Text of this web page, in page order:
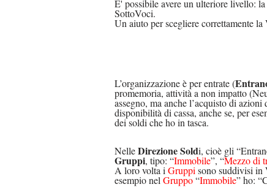
E' possibile avere un ulteriore livello: la
SottoVoci.
Un aiuto per scegliere correttamente la
L’organizzazione è per entrate (
promemoria, attività a non impatto
assegno, ma anche l’acquisto di
disponibilità di cassa, anche se, per
dei soldi che ho in tasca.
NelleDirezione Soldi, cioè gli
Gruppi, tipo: “Immobile”, “Mezzo di
A loro volta i Gruppi sono suddivisi in
esempio nel Gruppo“Immobile” ho: